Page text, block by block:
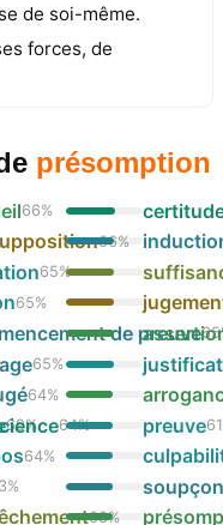
de soi-même.
forces, de
présomption
69%
66%
66%
65%
65%
de preuve65
65%
64%
64%
64%
%
63%
preuve61